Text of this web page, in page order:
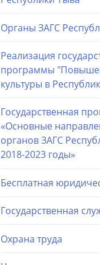
Органы ЗАГС
Реализация
программы
культуры в
Государственная
«Основные
органов ЗАГС
2018-2023 годы»
Бесплатная
Государственная
Охрана труда